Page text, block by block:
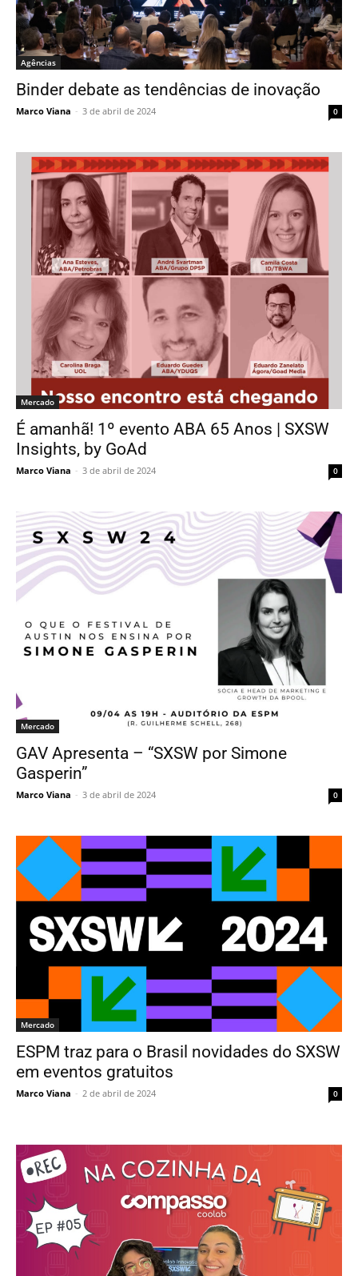
Agências
Binder debate as tendências de inovação
Marco Viana - 3 de abril de 2024 0
Mercado
É amanhã! 1º evento ABA 65 Anos | SXSW
Insights, by GoAd
Marco Viana - 3 de abril de 2024 0
Mercado
GAV Apresenta – “SXSW por Simone
Gasperin”
Marco Viana - 3 de abril de 2024 0
Mercado
ESPM traz para o Brasil novidades do SXSW
em eventos gratuitos
Marco Viana - 2 de abril de 2024 0